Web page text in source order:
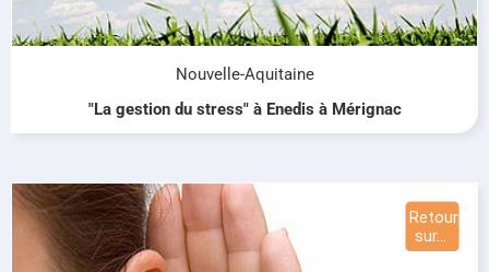
Nouvelle-Aquitaine
"La gestion du stress" à Enedis à Mérignac